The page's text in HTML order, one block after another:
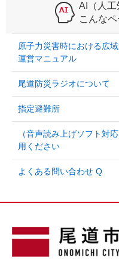
AI（人工
こんな
原子力災害時における広
運営マニュアル
尾道防災ラジオについて
指定避難所
（音声読み上げソフト対
用ください
よくある問い合わせ Q